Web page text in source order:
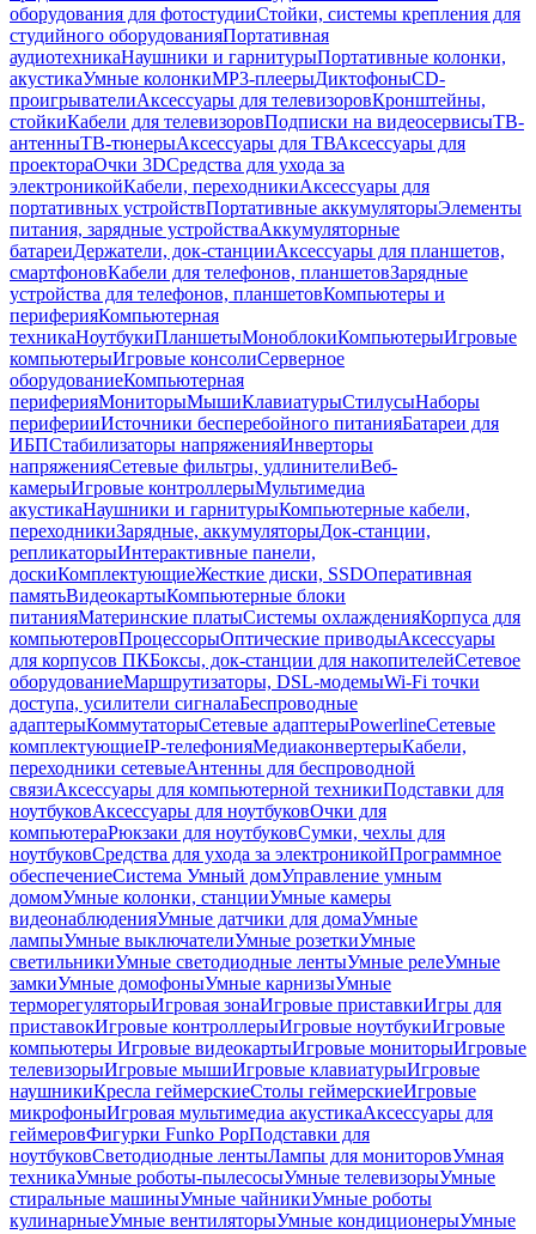
оборудования для фотостудииСтойки, системы крепления для
студийного оборудованияПортативная
аудиотехникаНаушники и гарнитурыПортативные колонки,
акустикаУмные колонкиMP3-плеерыДиктофоныCD-
проигрывателиАксессуары для телевизоровКронштейны,
стойкиКабели для телевизоровПодписки на видеосервисыТВ-
антенныТВ-тюнерыАксессуары для ТВАксессуары для
проектораОчки 3DСредства для ухода за
электроникойКабели, переходникиАксессуары для
портативных устройствПортативные аккумуляторыЭлементы
питания, зарядные устройстваАккумуляторные
батареиДержатели, док-станцииАксессуары для планшетов,
смартфоновКабели для телефонов, планшетовЗарядные
устройства для телефонов, планшетовКомпьютеры и
периферияКомпьютерная
техникаНоутбукиПланшетыМоноблокиКомпьютерыИгровые
компьютерыИгровые консолиСерверное
оборудованиеКомпьютерная
периферияМониторыМышиКлавиатурыСтилусыНаборы
периферииИсточники бесперебойного питанияБатареи для
ИБПСтабилизаторы напряженияИнверторы
напряженияСетевые фильтры, удлинителиВеб-
камерыИгровые контроллерыМультимедиа
акустикаНаушники и гарнитурыКомпьютерные кабели,
переходникиЗарядные, аккумуляторыДок-станции,
репликаторыИнтерактивные панели,
доскиКомплектующиеЖесткие диски, SSDОперативная
памятьВидеокартыКомпьютерные блоки
питанияМатеринские платыСистемы охлажденияКорпуса для
компьютеровПроцессорыОптические приводыАксессуары
для корпусов ПКБоксы, док-станции для накопителейСетевое
оборудованиеМаршрутизаторы, DSL-модемыWi-Fi точки
доступа, усилители сигналаБеспроводные
адаптерыКоммутаторыСетевые адаптерыPowerlineСетевые
комплектующиеIP-телефонияМедиаконвертерыКабели,
переходники сетевыеАнтенны для беспроводной
связиАксессуары для компьютерной техникиПодставки для
ноутбуковАксессуары для ноутбуковОчки для
компьютераРюкзаки для ноутбуковСумки, чехлы для
ноутбуковСредства для ухода за электроникойПрограммное
обеспечениеСистема Умный домУправление умным
домомУмные колонки, станцииУмные камеры
видеонаблюденияУмные датчики для домаУмные
лампыУмные выключателиУмные розеткиУмные
светильникиУмные светодиодные лентыУмные релеУмные
замкиУмные домофоныУмные карнизыУмные
терморегуляторыИгровая зонаИгровые приставкиИгры для
приставокИгровые контроллерыИгровые ноутбукиИгровые
компьютеры Игровые видеокартыИгровые мониторыИгровые
телевизорыИгровые мышиИгровые клавиатурыИгровые
наушникиКресла геймерскиеСтолы геймерскиеИгровые
микрофоныИгровая мультимедиа акустикаАксессуары для
геймеровФигурки Funko PopПодставки для
ноутбуковСветодиодные лентыЛампы для мониторовУмная
техникаУмные роботы-пылесосыУмные телевизорыУмные
стиральные машиныУмные чайникиУмные роботы
кулинарныеУмные вентиляторыУмные кондиционерыУмные